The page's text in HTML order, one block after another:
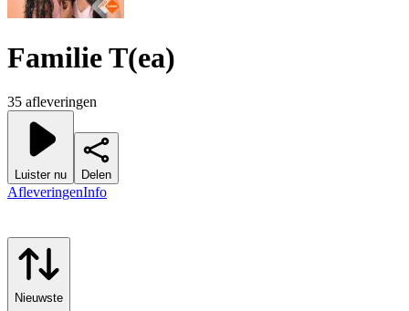
Familie T(ea)
35 afleveringen
Luister nu Delen
AfleveringenInfo
Nieuwste